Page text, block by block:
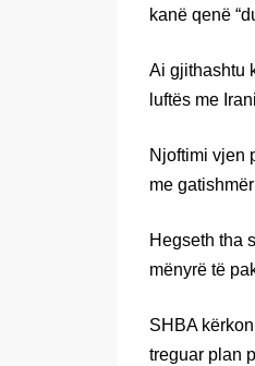
kanë qenë
Ai gjithashtu
luftës me
Njoftimi vjen
me
Hegseth tha
mënyrë të
SHBA
treguar plan